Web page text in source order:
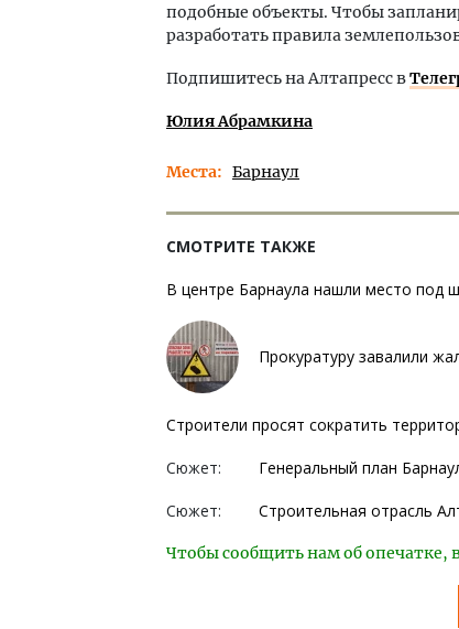
подобные объекты. Чтобы
разработать правила
Подпишитесь на Алтапресс в
Юлия Абрамкина
Места Барнаул
СМОТРИТЕ ТАКЖЕ
В центре Барнаула нашли место под
Прокуратуру завалили
Строители просят сократить
Сюжет: Генеральный план
Сюжет: Строительная отрасль
Чтобы сообщить нам об